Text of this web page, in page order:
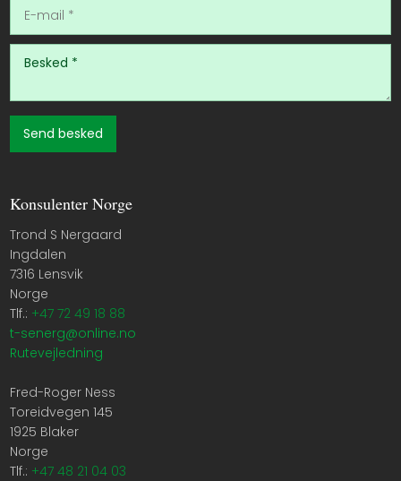
​Konsulenter Norge
​Trond S Nergaard
Ingdalen
7316 Lensvik
Norge
Tlf.: +47 72 49 18 88
t-senerg@online.no
Rutevejledning
Fred-Roger Ness
Toreidvegen 145
1925 Blaker
Norge
Tlf.: +47 48 21 04 03